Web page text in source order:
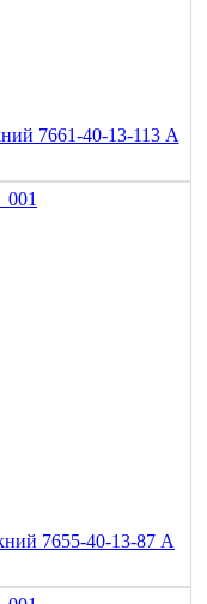
7661-40-13-113 A
7655-40-13-87 A